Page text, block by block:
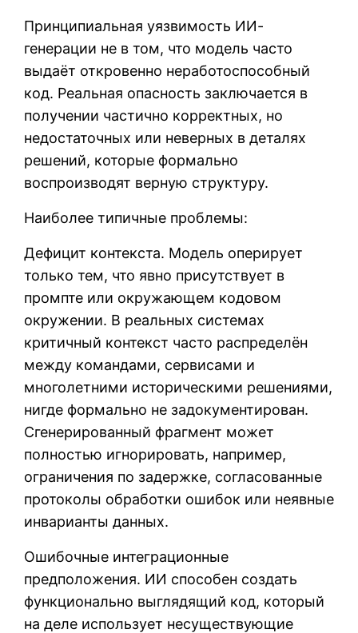
Принципиальная уязвимость ИИ-
генерации не в том, что модель часто
выдаёт откровенно неработоспособный
код. Реальная опасность заключается в
получении частично корректных, но
недостаточных или неверных в деталях
решений, которые формально
воспроизводят верную структуру.
Наиболее типичные проблемы:
Дефицит контекста. Модель оперирует
только тем, что явно присутствует в
промпте или окружающем кодовом
окружении. В реальных системах
критичный контекст часто распределён
между командами, сервисами и
многолетними историческими решениями,
нигде формально не задокументирован.
Сгенерированный фрагмент может
полностью игнорировать, например,
ограничения по задержке, согласованные
протоколы обработки ошибок или неявные
инварианты данных.
Ошибочные интеграционные
предположения. ИИ способен создать
функционально выглядящий код, который
на деле использует несуществующие